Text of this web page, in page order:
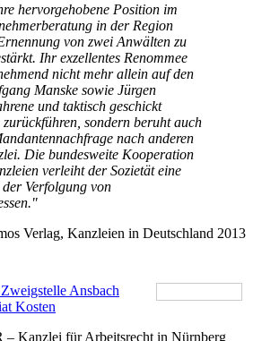
hervorgehobene Position im
in der Region
von zwei Anwälten zu
Ihr exzellentes Renommee
nicht mehr allein auf den
Manske sowie Jürgen
und taktisch geschickt
sondern beruht auch
nach anderen
Die bundesweite Kooperation
verleiht der Sozietät eine
Verfolgung von
Verlag, Kanzleien in Deutschland 2013
Zweigstelle Ansbach
Kosten
Kanzlei für Arbeitsrecht in Nürnberg